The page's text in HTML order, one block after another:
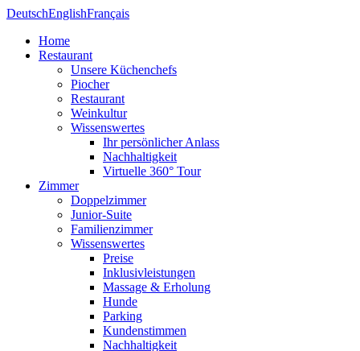
DeutschEnglishFrançais
Home
Restaurant
Unsere Küchenchefs
Piocher
Restaurant
Weinkultur
Wissenswertes
Ihr persönlicher Anlass
Nachhaltigkeit
Virtuelle 360° Tour
Zimmer
Doppelzimmer
Junior-Suite
Familienzimmer
Wissenswertes
Preise
Inklusivleistungen
Massage & Erholung
Hunde
Parking
Kundenstimmen
Nachhaltigkeit